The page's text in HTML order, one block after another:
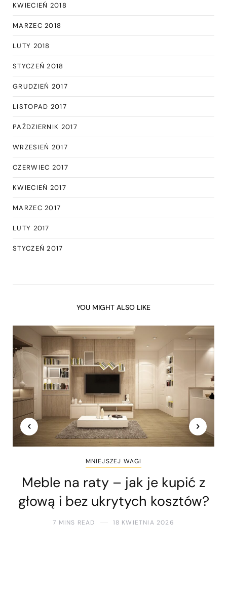
KWIECIEŃ 2018
MARZEC 2018
LUTY 2018
STYCZEŃ 2018
GRUDZIEŃ 2017
LISTOPAD 2017
PAŹDZIERNIK 2017
WRZESIEŃ 2017
CZERWIEC 2017
KWIECIEŃ 2017
MARZEC 2017
LUTY 2017
STYCZEŃ 2017
YOU MIGHT ALSO LIKE
MNIEJSZEJ WAGI
Meble na raty – jak je kupić z
głową i bez ukrytych kosztów?
7 MINS READ 18 KWIETNIA 2026